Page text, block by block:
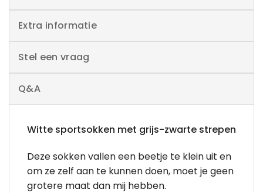
Extra informatie
Stel een vraag
Q&A
Witte sportsokken met grijs-zwarte strepen
Deze sokken vallen een beetje te klein uit en
om ze zelf aan te kunnen doen, moet je geen
grotere maat dan mij hebben.